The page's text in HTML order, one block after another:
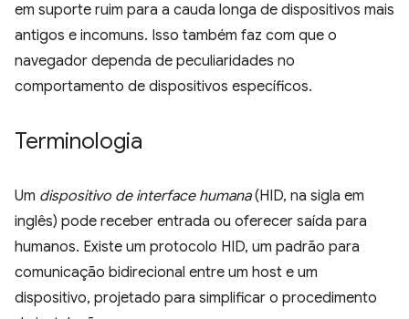
em suporte ruim para a cauda longa de dispositivos mais
antigos e incomuns. Isso também faz com que o
navegador dependa de peculiaridades no
comportamento de dispositivos específicos.
Terminologia
Um dispositivo de interface humana(HID, na sigla em
inglês) pode receber entrada ou oferecer saída para
humanos. Existe um protocolo HID, um padrão para
comunicação bidirecional entre um host e um
dispositivo, projetado para simplificar o procedimento